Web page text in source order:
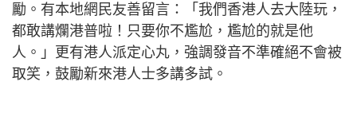
勵。有本地網民友善留言：「我們香港人去大陸玩，
都敢講爛港普啦！只要你不尷尬，尷尬的就是他
人。」更有港人派定心丸，強調發音不準確絕不會被
取笑，鼓勵新來港人士多講多試。